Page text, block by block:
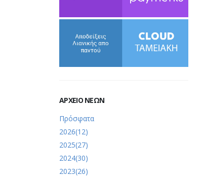
ΑΡΧΕΙΟ ΝΕΩΝ
Πρόσφατα
2026(12)
2025(27)
2024(30)
2023(26)